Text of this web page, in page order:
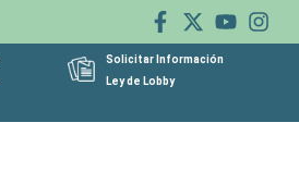
Solicitar Información
Ley de Lobby